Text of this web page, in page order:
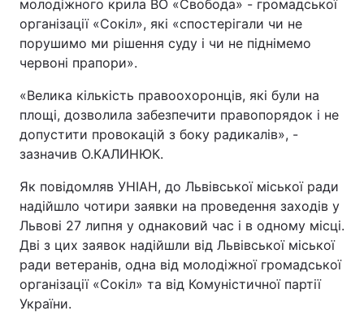
молодіжного крила ВО «Свобода» - громадської
організації «Сокіл», які «спостерігали чи не
порушимо ми рішення суду і чи не піднімемо
червоні прапори».
«Велика кількість правоохоронців, які були на
площі, дозволила забезпечити правопорядок і не
допустити провокацій з боку радикалів», -
зазначив О.КАЛИНЮК.
Як повідомляв УНІАН, до Львівської міської ради
надійшло чотири заявки на проведення заходів у
Львові 27 липня у однаковий час і в одному місці.
Дві з цих заявок надійшли від Львівської міської
ради ветеранів, одна від молодіжної громадської
організації «Сокіл» та від Комуністичної партії
України.